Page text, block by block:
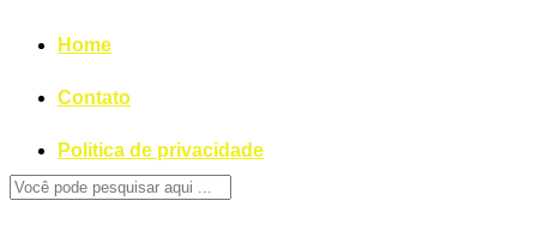
Home
Contato
Politica de privacidade